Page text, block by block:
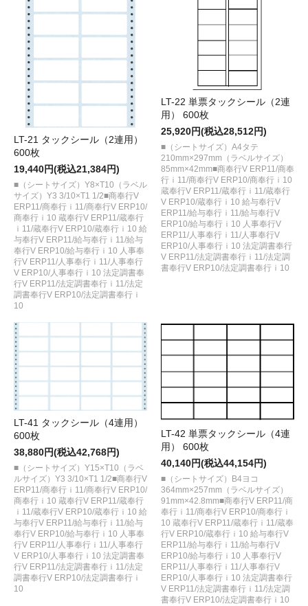
LT-21 タックシール（2連用）
600枚
19,440円(税込21,384円)
■（シートサイズ）Y8×T10（ラベル
サイズ）Y3 3/10×T1 1/2■商奉行V
ERP11/商奉行ｉ11/商奉行V ERP10/
商奉行ｉ10 蔵奉行V ERP11/蔵奉行
ｉ11/蔵奉行V ERP10/蔵奉行ｉ10 給
与奉行V ERP11/給与奉行ｉ11/給与
奉行V ERP10/給与奉行ｉ10 人事奉
行V ERP11/人事奉行ｉ11/人事奉行
V ERP10/人事奉行ｉ10 法定調書奉
行V ERP11/法定調書奉行ｉ11/法定
調書奉行V ERP10/法定調書奉行ｉ
10
LT-22 単票タックシール（2連
用） 600枚
25,920円(税込28,512円)
■（シートサイズ）A4タテ
210mm×297mm（ラベルサイズ）
85mm×42mm■商奉行V ERP11/商奉
行ｉ11/商奉行V ERP10/商奉行ｉ10
蔵奉行V ERP11/蔵奉行ｉ11/蔵奉行
V ERP10/蔵奉行ｉ10 給与奉行V
ERP11/給与奉行ｉ11/給与奉行V
ERP10/給与奉行ｉ10 人事奉行V
ERP11/人事奉行ｉ11/人事奉行V
ERP10/人事奉行ｉ10 法定調書奉行
V ERP11/法定調書奉行ｉ11/法定調
書奉行V ERP10/法定調書奉行ｉ10
LT-41 タックシール（4連用）
600枚
38,880円(税込42,768円)
■（シートサイズ）Y15×T10（ラベ
ルサイズ）Y3 3/10×T1 1/2■商奉行V
ERP11/商奉行ｉ11/商奉行V ERP10/
商奉行ｉ10 蔵奉行V ERP11/蔵奉行
ｉ11/蔵奉行V ERP10/蔵奉行ｉ10 給
与奉行V ERP11/給与奉行ｉ11/給与
奉行V ERP10/給与奉行ｉ10 人事奉
行V ERP11/人事奉行ｉ11/人事奉行
V ERP10/人事奉行ｉ10 法定調書奉
行V ERP11/法定調書奉行ｉ11/法定
調書奉行V ERP10/法定調書奉行ｉ
10
LT-42 単票タックシール（4連
用） 600枚
40,140円(税込44,154円)
■（シートサイズ）B4ヨコ
364mm×257mm（ラベルサイズ）
91mm×42.8mm■商奉行V ERP11/商
奉行ｉ11/商奉行V ERP10/商奉行ｉ
10 蔵奉行V ERP11/蔵奉行ｉ11/蔵奉
行V ERP10/蔵奉行ｉ10 給与奉行V
ERP11/給与奉行ｉ11/給与奉行V
ERP10/給与奉行ｉ10 人事奉行V
ERP11/人事奉行ｉ11/人事奉行V
ERP10/人事奉行ｉ10 法定調書奉行
V ERP11/法定調書奉行ｉ11/法定調
書奉行V ERP10/法定調書奉行ｉ10